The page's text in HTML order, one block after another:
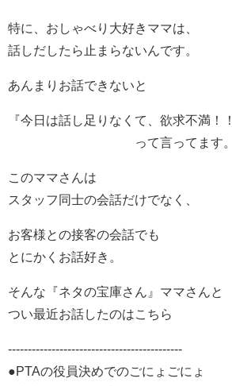
特に、おしゃべり大好きママは、
話しだしたら止まらないんです。
あんまりお話できないと
『今日は話し足りなくて、欲求不満！
って言ってます。
このママさんは
スタッフ同士の会話だけでなく、
お客様との接客の会話でも
とにかくお話好き。
そんな『ネタの宝庫さん』ママさんと
つい最近お話したのはこちら
--------------------------------------------
●PTAの役員決めでのごにょごにょ